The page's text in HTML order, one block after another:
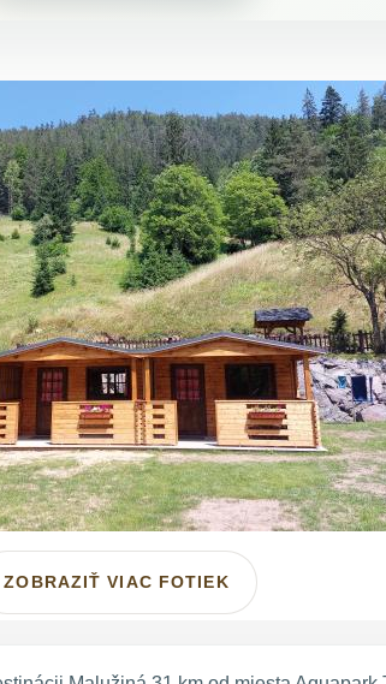
ZOBRAZIŤ VIAC FOTIEK